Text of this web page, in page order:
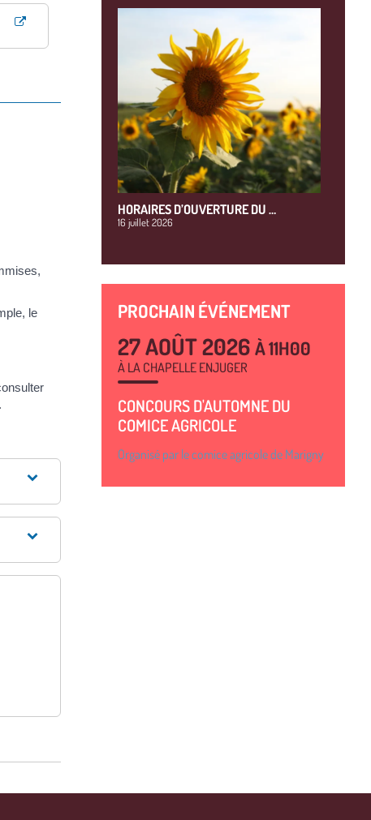
le
HORAIRES D’OUVERTURE DU …
16 juillet 2026
PROCHAIN ÉVÉNEMENT
27 AOÛT 2026 À 11H00
À LA CHAPELLE ENJUGER
CONCOURS D'AUTOMNE DU
COMICE AGRICOLE
Organisé par le comice agricole de Marigny